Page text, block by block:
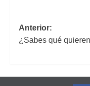
de
Anterior:
¿Sabes qué